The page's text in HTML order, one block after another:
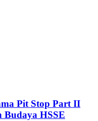
Pit Stop Part II
Budaya HSSE